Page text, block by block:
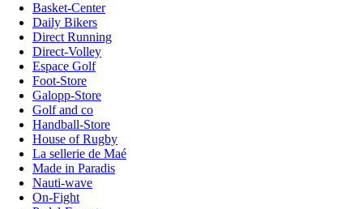
Basket-Center
Daily Bikers
Direct Running
Direct-Volley
Espace Golf
Foot-Store
Galopp-Store
Golf and co
Handball-Store
House of Rugby
La sellerie de Maé
Made in Paradis
Nauti-wave
On-Fight